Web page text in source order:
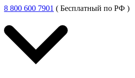
8 800 600 7901 ( Бесплатный по РФ )